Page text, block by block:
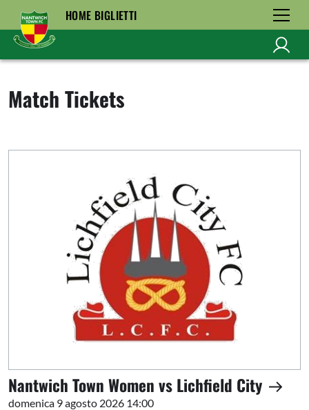
HOME BIGLIETTI
Match Tickets
Nantwich Town Women vs Lichfield City
domenica 9 agosto 2026 14:00